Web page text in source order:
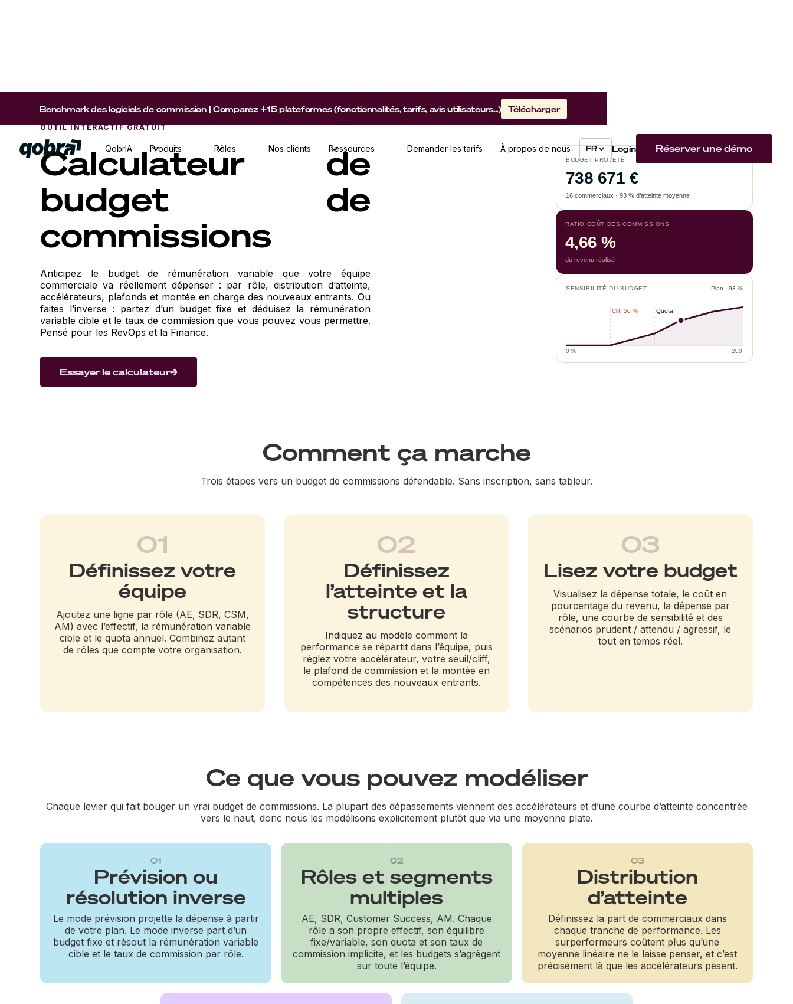
QobrIA Produits Rôles Nos clients Ressources Demander les tarifs À propos de nous FR Login Réserver une démo
Benchmark des logiciels de commission | Comparez +15 plateformes (fonctionnalités, tarifs, avis utilisateurs...) Télécharger
OUTIL INTERACTIF GRATUIT
Calculateur de
budget de
commissions
Anticipez le budget de rémunération variable que votre équipe
commerciale va réellement dépenser : par rôle, distribution d’atteinte,
accélérateurs, plafonds et montée en charge des nouveaux entrants. Ou
faites l’inverse : partez d’un budget fixe et déduisez la rémunération
variable cible et le taux de commission que vous pouvez vous permettre.
Pensé pour les RevOps et la Finance.
Essayer le calculateur
BUDGET PROJETÉ
738 671 €
16 commerciaux · 93 % d’atteinte moyenne
RATIO COÛT DES COMMISSIONS
4,66 %
du revenu réalisé
SENSIBILITÉ DU BUDGET Plan · 93 %
Cliff 50 % Quota
0 % 200 %
Comment ça marche
Trois étapes vers un budget de commissions défendable. Sans inscription, sans tableur.
01
Définissez votre
équipe
Ajoutez une ligne par rôle (AE, SDR, CSM,
AM) avec l’effectif, la rémunération variable
cible et le quota annuel. Combinez autant
de rôles que compte votre organisation.
02
Définissez
l’atteinte et la
structure
Indiquez au modèle comment la
performance se répartit dans l’équipe, puis
réglez votre accélérateur, votre seuil/cliff,
le plafond de commission et la montée en
compétences des nouveaux entrants.
03
Lisez votre budget
Visualisez la dépense totale, le coût en
pourcentage du revenu, la dépense par
rôle, une courbe de sensibilité et des
scénarios prudent / attendu / agressif, le
tout en temps réel.
Ce que vous pouvez modéliser
Chaque levier qui fait bouger un vrai budget de commissions. La plupart des dépassements viennent des accélérateurs et d’une courbe d’atteinte concentrée
vers le haut, donc nous les modélisons explicitement plutôt que via une moyenne plate.
01
Prévision ou
résolution inverse
Le mode prévision projette la dépense à partir
de votre plan. Le mode inverse part d’un
budget fixe et résout la rémunération variable
cible et le taux de commission par rôle.
02
Rôles et segments
multiples
AE, SDR, Customer Success, AM. Chaque
rôle a son propre effectif, son équilibre
fixe/variable, son quota et son taux de
commission implicite, et les budgets s’agrègent
sur toute l’équipe.
03
Distribution
d’atteinte
Définissez la part de commerciaux dans
chaque tranche de performance. Les
surperformeurs coûtent plus qu’une
moyenne linéaire ne le laisse penser, et c’est
précisément là que les accélérateurs pèsent.